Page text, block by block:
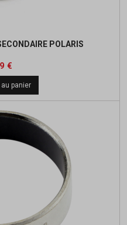
POLARIS
€
base
panier